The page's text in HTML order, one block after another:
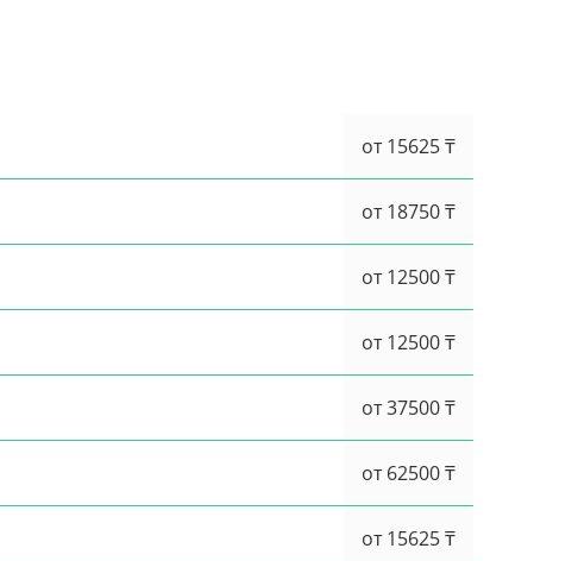
от 15625 ₸
от 18750 ₸
от 12500 ₸
от 12500 ₸
от 37500 ₸
от 62500 ₸
от 15625 ₸